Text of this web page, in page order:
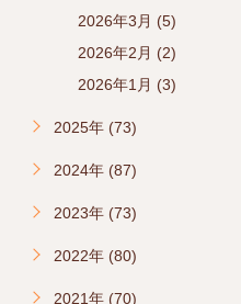
2026年3月 (5)
2026年2月 (2)
2026年1月 (3)
2025年 (73)
2024年 (87)
2023年 (73)
2022年 (80)
2021年 (70)